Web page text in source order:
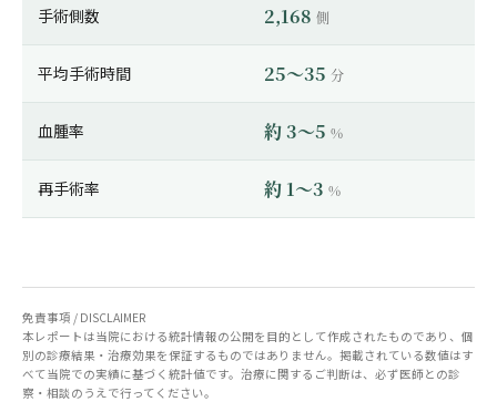
手術側数 2,168 側
平均手術時間 25〜35 分
血腫率 約 3〜5 %
再手術率 約 1〜3 %
免責事項 / DISCLAIMER
本レポートは当院における統計情報の公開を目的として作成されたものであり、個
別の診療結果・治療効果を保証するものではありません。掲載されている数値はす
べて当院での実績に基づく統計値です。治療に関するご判断は、必ず医師との診
察・相談のうえで行ってください。